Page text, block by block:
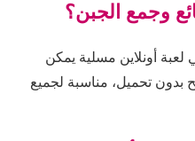
وجمع الجبن؟
لعبة أونلاين مسلية يمكن
بدون تحميل، مناسبة لجميع